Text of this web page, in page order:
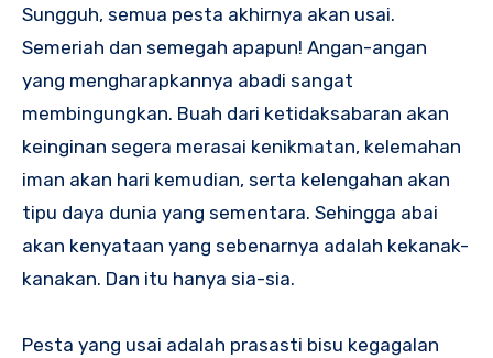
Sungguh, semua pesta akhirnya akan usai.
Semeriah dan semegah apapun! Angan-angan
yang mengharapkannya abadi sangat
membingungkan. Buah dari ketidaksabaran akan
keinginan segera merasai kenikmatan, kelemahan
iman akan hari kemudian, serta kelengahan akan
tipu daya dunia yang sementara. Sehingga abai
akan kenyataan yang sebenarnya adalah kekanak-
kanakan. Dan itu hanya sia-sia.
Pesta yang usai adalah prasasti bisu kegagalan